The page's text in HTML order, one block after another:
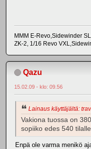
MMM E-Revo,Sidewinder
ZK-2, 1/16 Revo
Qazu
15.02.09 - klo: 09.56
Lainaus käyttäjältä:
Vakiona tuossa on
sopiiko edes 540 tilalle.
Enpä ole varma menikö